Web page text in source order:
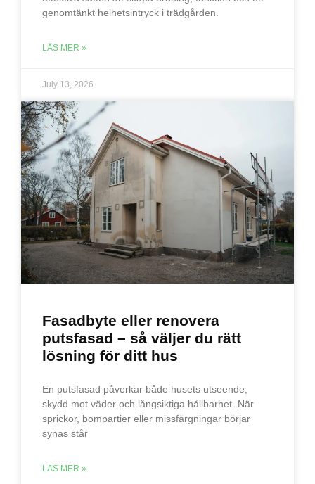
genomtänkt helhetsintryck i trädgården.
LÄS MER »
July 13, 2026
Fasadbyte eller renovera
putsfasad – så väljer du rätt
lösning för ditt hus
En putsfasad påverkar både husets utseende,
skydd mot väder och långsiktiga hållbarhet. När
sprickor, bompartier eller missfärgningar börjar
synas står
LÄS MER »